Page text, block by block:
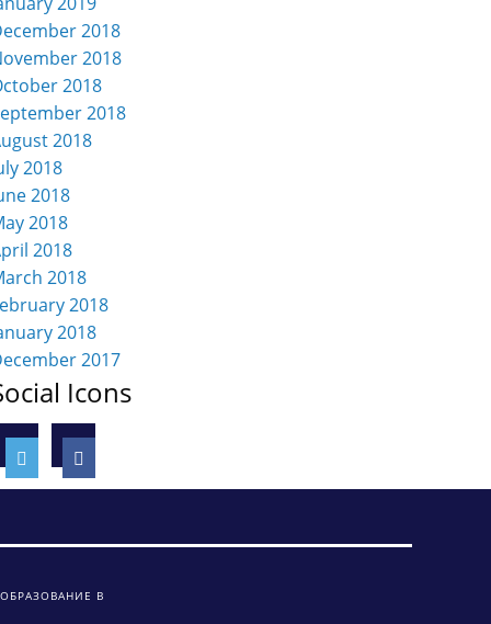
2018
2018
2018
2018
2018
2018
2018
2018
2018
2018
2018
2018
2017
Icons
ОБРАЗОВАНИЕ В